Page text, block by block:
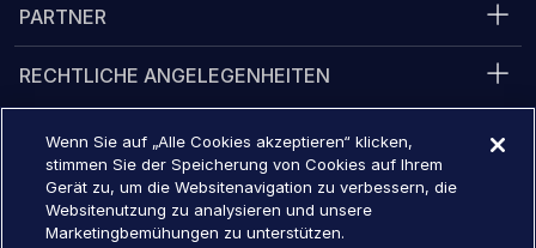
PARTNER
RECHTLICHE ANGELEGENHEITEN
Converge 2026 16. November - 19, 2026
Jetzt registrieren
Wenn Sie auf „Alle Cookies akzeptieren“ klicken,
stimmen Sie der Speicherung von Cookies auf Ihrem
Gerät zu, um die Websitenavigation zu verbessern, die
Websitenutzung zu analysieren und unsere
Marketingbemühungen zu unterstützen.